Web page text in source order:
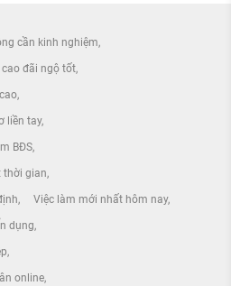
cần kinh nghiệm
đãi ngộ tốt
liền tay
BĐS
thời gian
Việc làm mới nhất hôm nay
dụng
online